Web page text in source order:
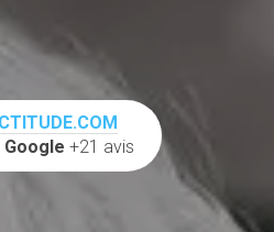
Google +21 avis